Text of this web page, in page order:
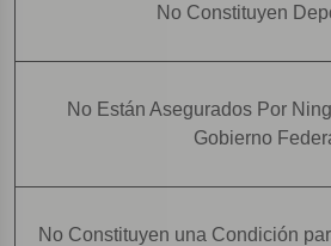
No Constituyen
No Están Asegurados Por
Gobierno
No Constituyen una Condición